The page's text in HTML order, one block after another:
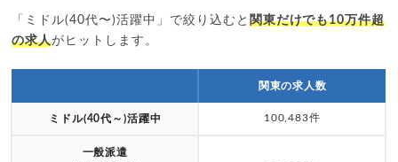
「ミドル(40代〜)活躍中」で絞り込むと 関東だけでも10万件超
の求人がヒットします。
関東の求人数
ミドル(40代～)活躍中 100,483件
一般派遣